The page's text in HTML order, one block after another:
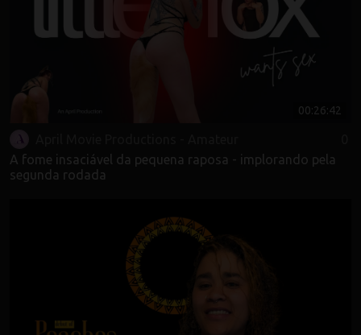
00:26:42
A fome insaciável da pequena raposa - implorando pela
segunda rodada